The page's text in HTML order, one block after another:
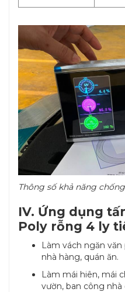
Thông số khả năng
IV. Ứng dụng
Poly rỗng 4 ly
Làm vách ngăn
nhà hàng, quán ăn.
Làm mái hiên, mái
vườn, ban công nhà